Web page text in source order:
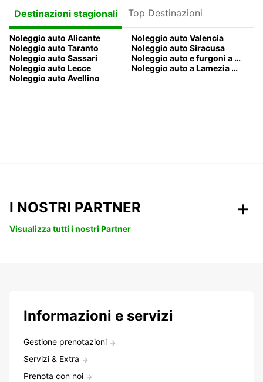
Destinazioni stagionali
Top Destinazioni
Noleggio auto Alicante
Noleggio auto Valencia
Noleggio auto Taranto
Noleggio auto Siracusa
Noleggio auto Sassari
Noleggio auto e furgoni a Pescara
Noleggio auto Lecce
Noleggio auto a Lamezia Terme, Italia
Noleggio auto Avellino
I NOSTRI PARTNER
Visualizza tutti i nostri Partner
Informazioni e servizi
Gestione prenotazioni
Servizi & Extra
Prenota con noi